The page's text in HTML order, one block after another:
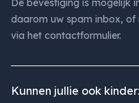
De bevestiging is mogelijk
daarom uw spam inbox,
via het contactformulier.
Kunnen jullie ook